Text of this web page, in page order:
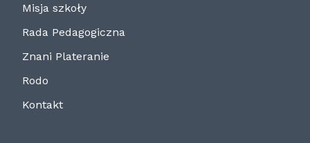
Misja szkoły
Rada Pedagogiczna
Znani Plateranie
Rodo
Kontakt